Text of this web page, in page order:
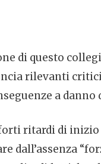
di questo
rilevanti
a danno
ritardi di
dall’assenza